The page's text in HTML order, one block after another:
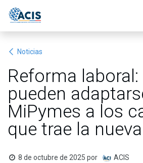
Noticias
Reforma
pueden
MiPymes a los
que trae la
8 de octubre de 2025 por ACIS